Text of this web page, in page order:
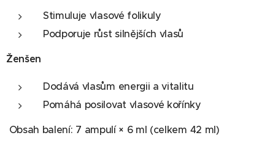
Stimuluje vlasové folikuly
Podporuje růst silnějších vlasů
Ženšen
Dodává vlasům energii a vitalitu
Pomáhá posilovat vlasové kořínky
Obsah balení: 7 ampulí × 6 ml (celkem 42 ml)